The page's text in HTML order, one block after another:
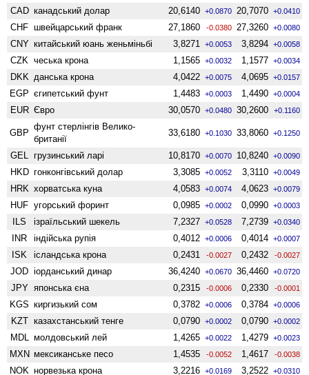
CAD канадський долар 20,6140 +0.0870 20,7070 +0.0410
CHF швейцарський франк 27,1860 -0.0380 27,3260 +0.0080
CNY китайський юань женьмiньбi 3,8271 +0.0053 3,8294 +0.0058
CZK чеська крона 1,1565 +0.0032 1,1577 +0.0034
DKK данська крона 4,0422 +0.0075 4,0695 +0.0157
EGP єгипетський фунт 1,4483 +0.0003 1,4490 +0.0004
EUR Євро 30,0570 +0.0480 30,2600 +0.1160
GBP
фунт стерлінгів Велико­
британії
33,6180 +0.1030 33,8060 +0.1250
GEL грузинський ларі 10,8170 +0.0070 10,8240 +0.0090
HKD гонконгівський долар 3,3085 +0.0052 3,3110 +0.0049
HRK хорватська куна 4,0583 +0.0074 4,0623 +0.0079
HUF угорський форинт 0,0985 +0.0002 0,0990 +0.0003
ILS ізраїльський шекель 7,2327 +0.0528 7,2739 +0.0340
INR індійська рупія 0,4012 +0.0006 0,4014 +0.0007
ISK ісландська крона 0,2431 -0.0027 0,2432 -0.0027
JOD іорданський динар 36,4240 +0.0670 36,4460 +0.0720
JPY японська єна 0,2315 -0.0006 0,2330 -0.0001
KGS киргизький сом 0,3782 +0.0006 0,3784 +0.0006
KZT казахстанський тенге 0,0790 +0.0002 0,0790 +0.0002
MDL молдовський лей 1,4265 +0.0022 1,4279 +0.0023
MXN мексиканське песо 1,4535 -0.0052 1,4617 -0.0038
NOK норвезька крона 3,2216 +0.0169 3,2522 +0.0310